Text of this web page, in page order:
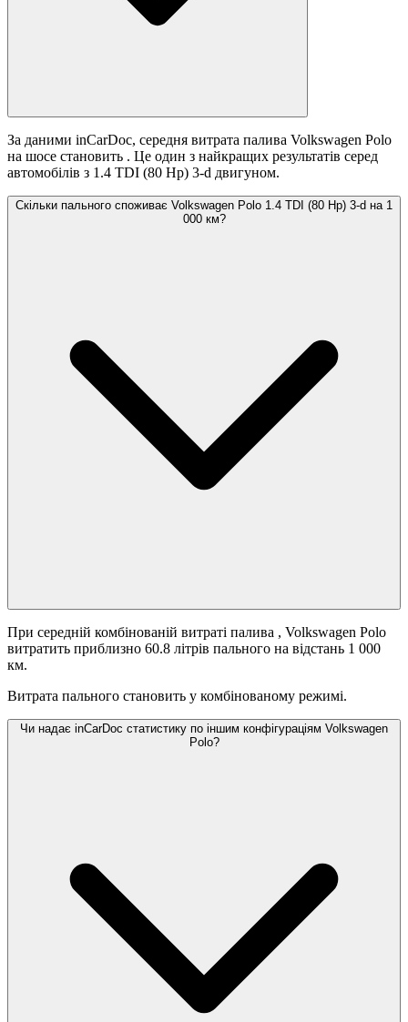
За даними inCarDoc, середня витрата палива Volkswagen Polo
на шосе становить . Це один з найкращих результатів серед
автомобілів з 1.4 TDI (80 Hp) 3-d двигуном.
Скільки пального споживає Volkswagen Polo 1.4 TDI (80 Hp) 3-d на 1
000 км?
При середній комбінованій витраті палива , Volkswagen Polo
витратить приблизно 60.8 літрів пального на відстань 1 000
км.
Витрата пального становить у комбінованому режимі.
Чи надає inCarDoc статистику по іншим конфігураціям Volkswagen
Polo?